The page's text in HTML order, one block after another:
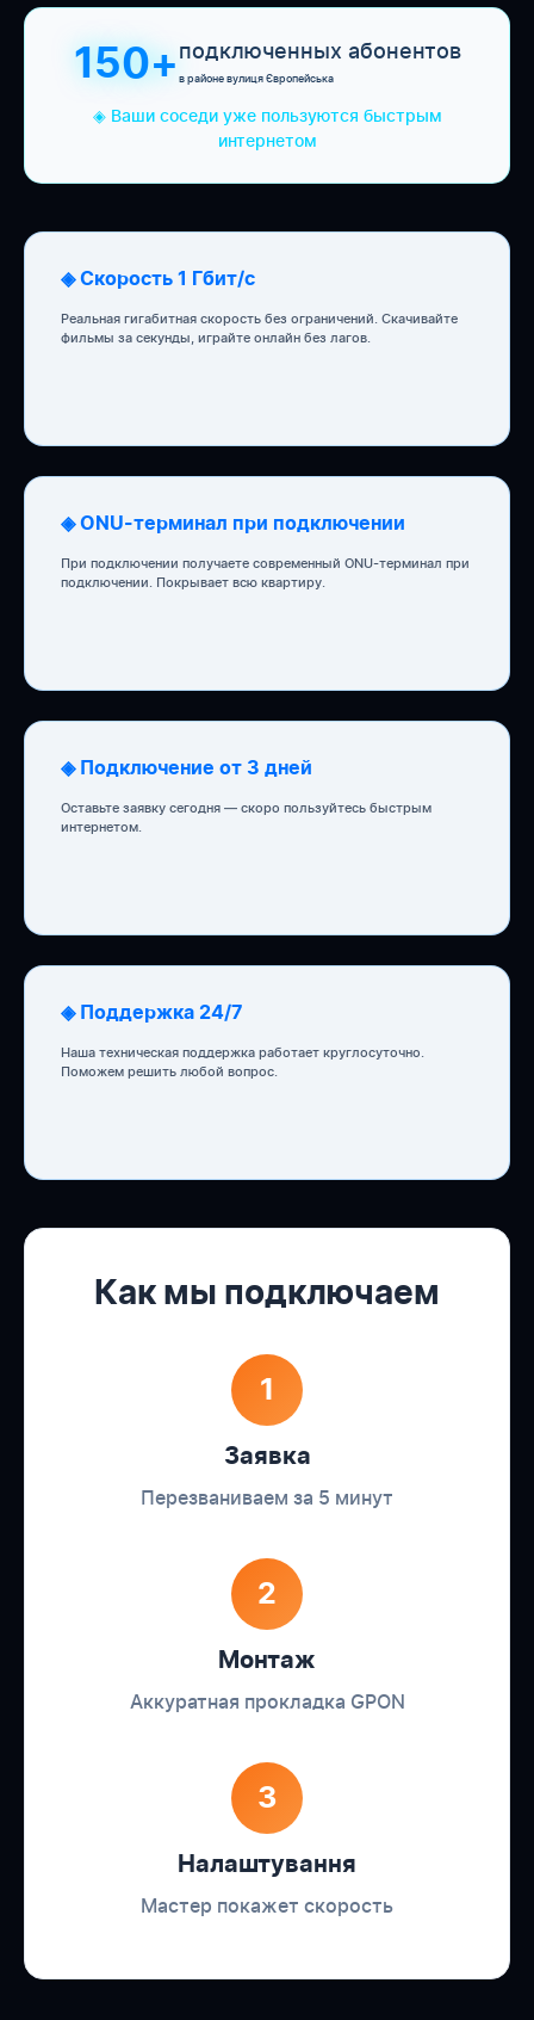
150+подключенных абонентов
в районе вулиця Європейська
◈ Ваши соседи уже пользуются быстрым
интернетом
◈ Скорость 1 Гбит/с
Реальная гигабитная скорость без ограничений. Скачивайте
фильмы за секунды, играйте онлайн без лагов.
◈ ONU-терминал при подключении
При подключении получаете современный ONU-терминал при
подключении. Покрывает всю квартиру.
◈ Подключение от 3 дней
Оставьте заявку сегодня — скоро пользуйтесь быстрым
интернетом.
◈ Поддержка 24/7
Наша техническая поддержка работает круглосуточно.
Поможем решить любой вопрос.
Как мы подключаем
1
Заявка
Перезваниваем за 5 минут
2
Монтаж
Аккуратная прокладка GPON
3
Налаштування
Мастер покажет скорость